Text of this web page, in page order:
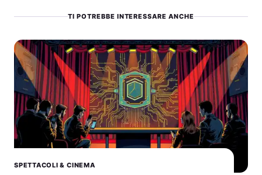
TI POTREBBE INTERESSARE ANCHE
SPETTACOLI & CINEMA